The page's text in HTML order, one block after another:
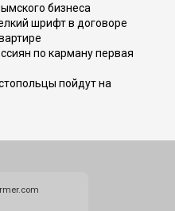
бизнеса
шрифт в договоре
по карману первая
пойдут на